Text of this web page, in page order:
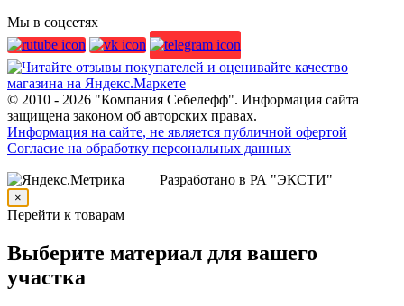
Мы в соцсетях
© 2010 - 2026 "Компания Себелефф". Информация сайта
защищена законом об авторских правах.
Информация на сайте, не является публичной офертой
Согласие на обработку персональных данных
Разработано в РА "ЭКСТИ"
×
Перейти к товарам
Выберите материал для вашего
участка